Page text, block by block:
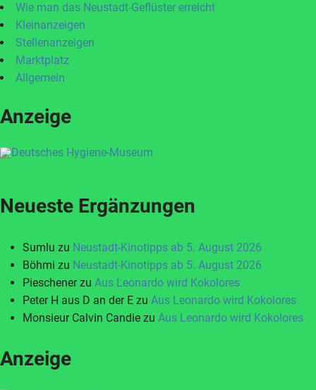
Wie man das Neustadt-Geflüster erreicht
Kleinanzeigen
Stellenanzeigen
Marktplatz
Allgemein
Anzeige
Neueste Ergänzungen
Sumlu zu Neustadt-Kinotipps ab 5. August 2026
Böhmi zu Neustadt-Kinotipps ab 5. August 2026
Pieschenerzu Aus Leonardo wird Kokolores
Peter H aus D an der E zu Aus Leonardo wird Kokolores
Monsieur Calvin Candie zu Aus Leonardo wird Kokolores
Anzeige